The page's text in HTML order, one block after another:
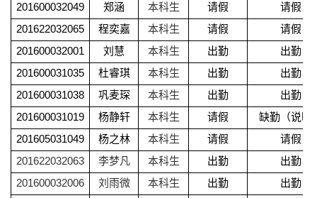
201600032049
郑涵 本科生 请假
请假
201622032065
程奕嘉 本科生 请假
请假
201600032001
刘慧 本科生 出勤
出勤
201600031035
杜睿琪 本科生 出勤
出勤
201600031038
巩麦琛 本科生 出勤
出勤
201600031019
杨静轩 本科生 请假
缺勤（说明
201605031049
杨之林 本科生 请假
请假
201622032063
李梦凡 本科生 出勤
出勤
201600032006
刘雨微 本科生 出勤
出勤